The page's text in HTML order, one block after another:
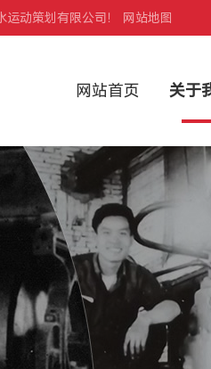
运动策划有限公司！ 网站地图
网站首页 关于